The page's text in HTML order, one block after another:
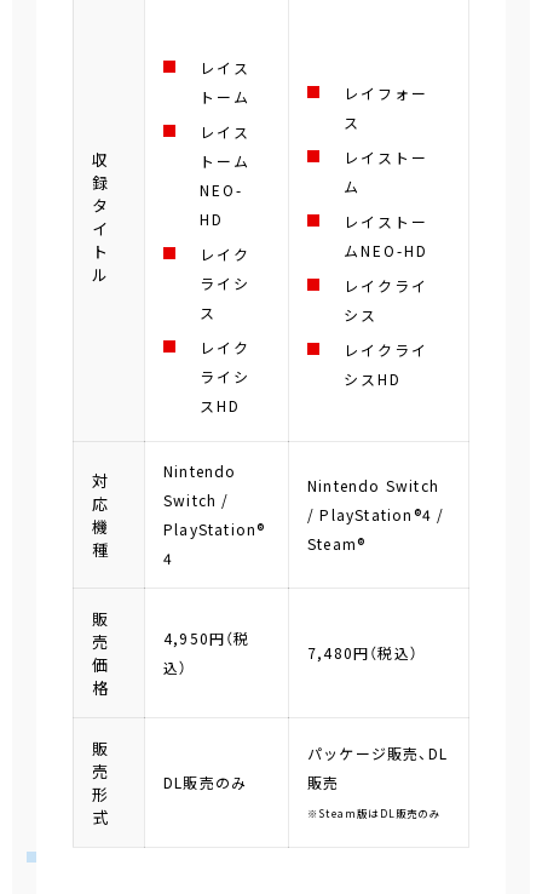
収
録
タ
イ
ト
ル
レイス
トーム
レイス
トーム
NEO-
HD
レイク
ライシ
ス
レイク
ライシ
スHD
レイフォー
ス
レイストー
ム
レイストー
ムNEO-HD
レイクライ
シス
レイクライ
シスHD
対
応
機
種
Nintendo
Switch /
PlayStation®
4
Nintendo Switch
/ PlayStation®4 /
Steam®
販
売
価
格
4,950円（税
込）
7,480円（税込）
販
売
形
式
DL販売のみ
パッケージ販売、DL
販売
※Steam版はDL販売のみ